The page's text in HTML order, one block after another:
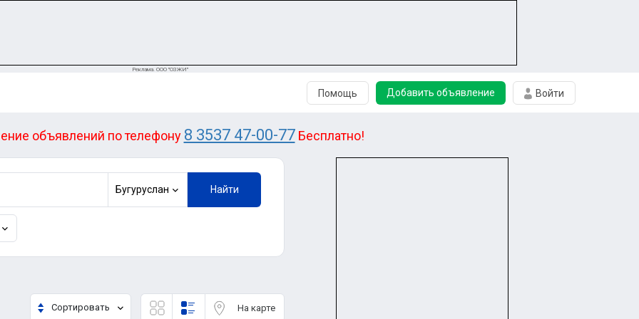
Реклама. ООО "ОЗЖИ"
Помощь Добавить объявление Войти
объявлений по телефону 8 3537 47-00-77Бесплатно!
Бугуруслан Найти
Сортировать На карте